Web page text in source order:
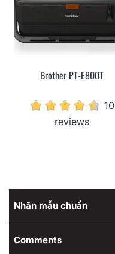
Brother PT-E800T
10
reviews
Nhãn mẫu chuẩn
Comments